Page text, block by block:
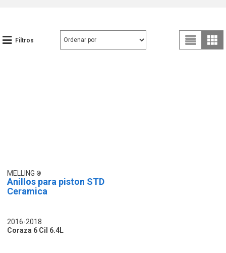
Filtros
MELLING
Anillos para piston STD
Ceramica
2016-2018
Coraza 6 Cil 6.4L